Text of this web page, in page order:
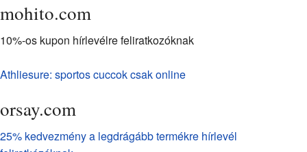
mohito.com
10%-os kupon hírlevélre feliratkozóknak
Athliesure: sportos cuccok csak online
orsay.com
25% kedvezmény a legdrágább termékre hírlevél